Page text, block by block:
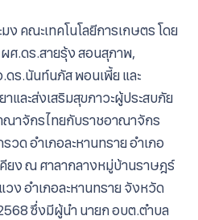
ง คณะเทคโนโลยีการเกษตร โดย
ศ.ดร.สายรุ้ง สอนสุภาพ,
ดร.นันท์นภัส พอนเพี้ย และ
และส่งเสริมสุขภาวะผู้ประสบภัย
ณาจักรไทยกับราชอาณาจักร
ด อำเภอละหานทราย อำเภอ
คียง ณ ศาลากลางหมู่บ้านราษฎร์
ง อำเภอละหานทราย จังหวัด
ซึ่งมีผู้นำ นายก อบต.ตำบล